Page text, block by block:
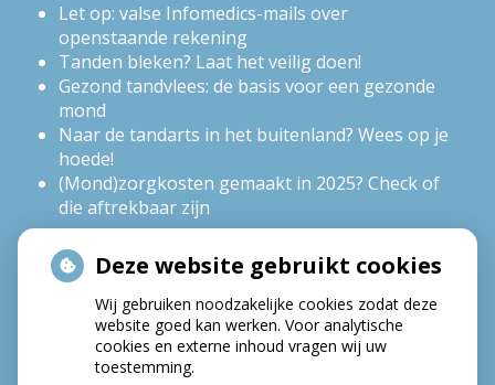
Let op: valse Infomedics-mails over
openstaande rekening
Tanden bleken? Laat het veilig doen!
Gezond tandvlees: de basis voor een gezonde
mond
Naar de tandarts in het buitenland? Wees op je
hoede!
(Mond)zorgkosten gemaakt in 2025? Check of
die aftrekbaar zijn
HOE GEZOND IS JE MOND?
Deze website gebruikt cookies
Wij gebruiken noodzakelijke cookies zodat deze
website goed kan werken. Voor analytische
cookies en externe inhoud vragen wij uw
toestemming.